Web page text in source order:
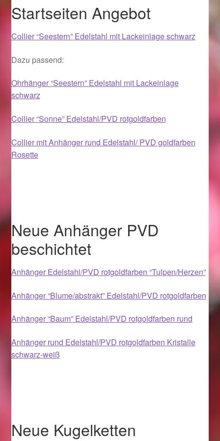
Karneval 2015 – Schmuck zu Fasching & Co.
Kasse
Magisches und Festliches zu Halloween
Magisches und Festliches zu Halloween
Mein Konto
Logout
Startseiten Angebot
Collier “Seestern” Edelstahl mit Lackeinlage schwarz
Dazu passend:
Ohrhänger “Seestern” Edelstahl mit Lackeinlage
schwarz
Collier “Sonne” Edelstahl/PVD rotgoldfarben
Collier mit Anhänger rund Edelstahl/ PVD goldfarben
Rosette
Neue Anhänger PVD
beschichtet
Anhänger Edelstahl/PVD rotgoldfarben “Tulpen/Herzen”
Anhänger “Blume/abstrakt” Edelstahl/PVD rotgoldfarben
Anhänger “Baum” Edelstahl/PVD rotgoldfarben rund
Anhänger rund Edelstahl/PVD rotgoldfarben Kristalle
schwarz-weiß
Neue Kugelketten